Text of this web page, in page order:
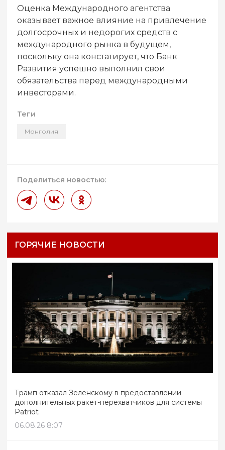
Оценка Международного агентства
оказывает важное влияние на привлечение
долгосрочных и недорогих средств с
международного рынка в будущем,
поскольку она констатирует, что Банк
Развития успешно выполнил свои
обязательства перед международными
инвесторами.
Теги
Монголия
Поделиться новостью:
ГОРЯЧИЕ НОВОСТИ
Трамп отказал Зеленскому в предоставлении
дополнительных ракет-перехватчиков для системы
Patriot
06.08.26 8:07